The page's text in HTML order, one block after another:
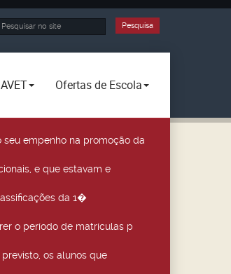
Pesquisa
Ofertas de Escola
seu empenho na promoção da
e que estavam e
da 1�
o período de matrículas p
previsto, os alunos que